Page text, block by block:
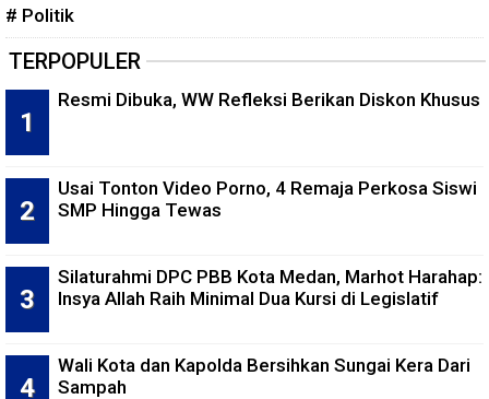
# Politik
TERPOPULER
Resmi Dibuka, WW Refleksi Berikan Diskon Khusus
Usai Tonton Video Porno, 4 Remaja Perkosa Siswi
SMP Hingga Tewas
Silaturahmi DPC PBB Kota Medan, Marhot Harahap:
Insya Allah Raih Minimal Dua Kursi di Legislatif
Wali Kota dan Kapolda Bersihkan Sungai Kera Dari
Sampah